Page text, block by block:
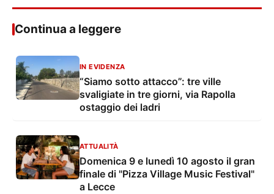
Continua a leggere
IN EVIDENZA
“Siamo sotto attacco”: tre ville
svaligiate in tre giorni, via Rapolla
ostaggio dei ladri
ATTUALITÀ
Domenica 9 e lunedì 10 agosto il gran
finale di "Pizza Village Music Festival"
a Lecce